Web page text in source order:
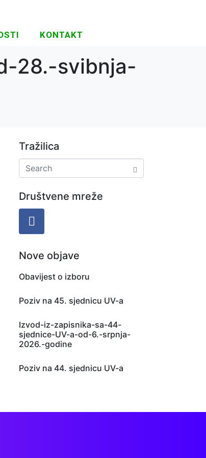
KONTAKT
28.-svibnja-
Tražilica
Društvene mreže
Nove objave
Obavijest o izboru
Poziv na 45. sjednicu UV-a
Izvod-iz-zapisnika-sa-44-
sjednice-UV-a-od-6.-srpnja-
2026.-godine
Poziv na 44. sjednicu UV-a